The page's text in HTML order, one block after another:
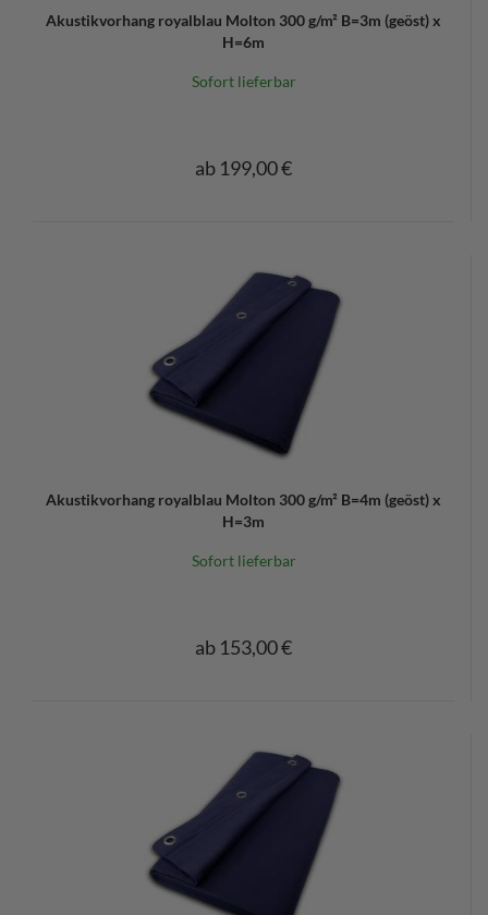
Akustikvorhang royalblau Molton 300 g/m² B=3m (geöst) x
H=6m
Sofort lieferbar
ab 199,00 €
Akustikvorhang royalblau Molton 300 g/m² B=4m (geöst) x
H=3m
Sofort lieferbar
ab 153,00 €